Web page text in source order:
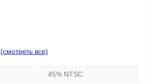
(смотреть все)
45% NTSC